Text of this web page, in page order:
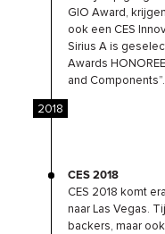
GIO Award,
ook een CES
Sirius A is
Awards
and Components”.
2018
CES 2018
CES 2018 komt
naar Las Vegas.
backers, maar